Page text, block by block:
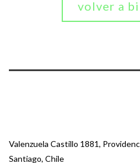
volver a
Valenzuela Castillo 1881,
Santiago, Chile